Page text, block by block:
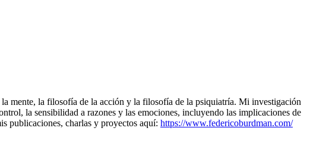
mente, la filosofía de la acción y la filosofía de la psiquiatría. Mi investigación
la sensibilidad a razones y las emociones, incluyendo las implicaciones de
publicaciones, charlas y proyectos aquí: https://www.federicoburdman.com/